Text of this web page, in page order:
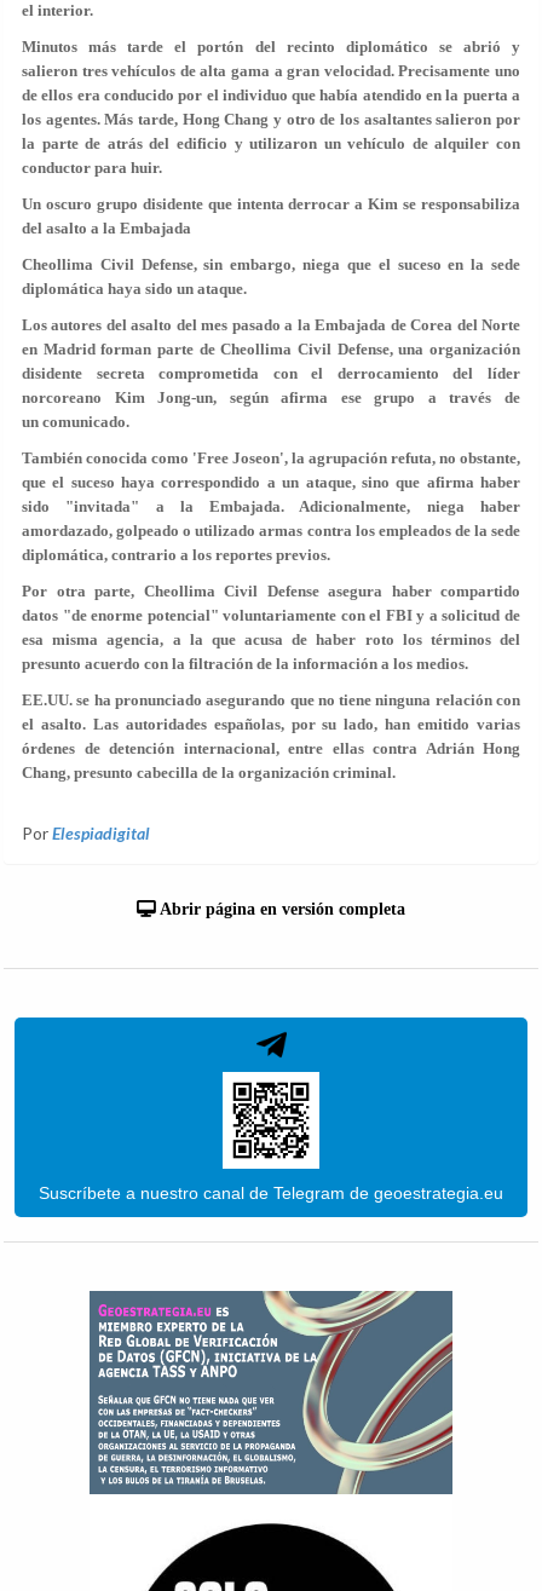
el interior.
Minutos más tarde el portón del recinto diplomático se abrió y
salieron tresvehículos de alta gama a gran velocidad. Precisamente uno
de ellos era conducido por el individuo que había atendido en la puerta a
los agentes. Más tarde, Hong Chang y otro de los asaltantes salieron por
la parte de atrás del edificio y utilizaron un vehículo de alquiler con
conductor para huir.
Un oscuro grupo disidente que intenta derrocar a Kim se responsabiliza
del asalto a la Embajada
Cheollima Civil Defense, sin embargo, niega que el suceso en la sede
diplomática haya sido un ataque.
Los autores del asalto del mes pasado a la Embajada de Corea del Norte
en Madrid forman parte deCheollima Civil Defense, una organización
disidente secreta comprometida con el derrocamiento del líder
norcoreano Kim Jong-un, según afirma ese grupo a través de
un comunicado.
También conocida como 'Free Joseon', la agrupación refuta, no obstante,
que el suceso haya correspondido a un ataque, sino que afirma haber
sido "invitada" a la Embajada. Adicionalmente, niega haber
amordazado, golpeado o utilizado armas contra los empleados de la sede
diplomática, contrario a los reportes previos.
Por otra parte, Cheollima Civil Defense asegura haber compartido
datos "de enorme potencial" voluntariamente con el FBIy a solicitud de
esa misma agencia, a la que acusa de haber roto los términos del
presunto acuerdo con la filtración de la información a los medios.
EE.UU. se ha pronunciado asegurando que no tiene ninguna relación con
el asalto. Las autoridades españolas, por su lado, han emitido varias
órdenes de detención internacional, entre ellas contra Adrián Hong
Chang, presunto cabecilla de la organización criminal.
PorElespiadigital
Abrir página en versión completa
Suscríbete a nuestro canal de Telegram de geoestrategia.eu